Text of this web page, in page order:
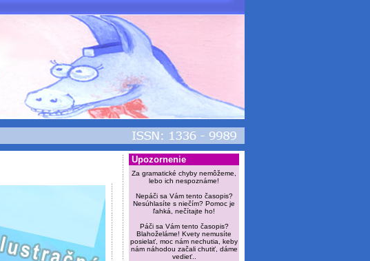
Upozornenie
Za gramatické chyby nemôžeme,
lebo ich nespoznáme!
Nepáči sa Vám tento časopis?
Nesúhlasíte s niečím? Pomoc je
ľahká, nečítajte ho!
Páči sa Vám tento časopis?
Blahoželáme! Kvety nemusíte
posielať, moc nám nechutia, keby
nám náhodou začali chutiť, dáme
vedieť..